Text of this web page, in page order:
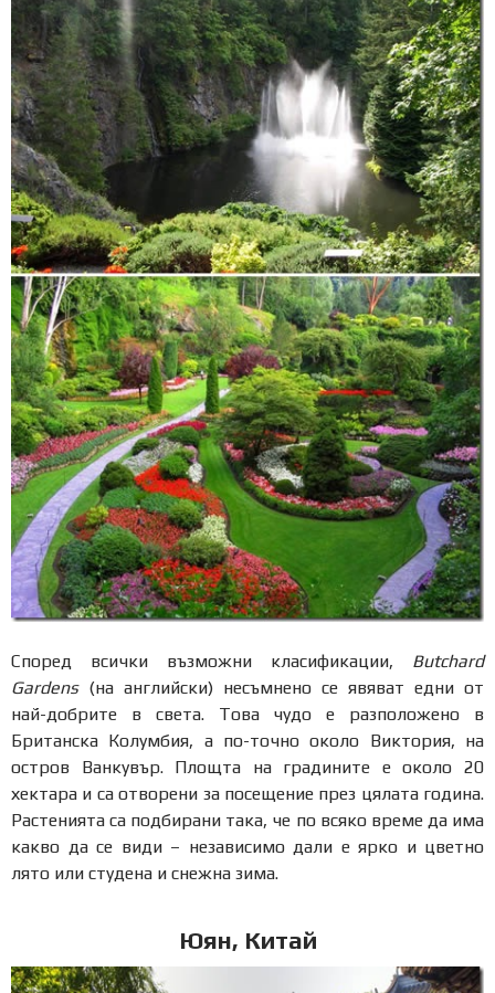
Според всички възможни класификации, Butchard
Gardens (на английски) несъмнено се явяват едни от
най-добрите в света. Това чудо е разположено в
Британска Колумбия, а по-точно около Виктория, на
остров Ванкувър. Площта на градините е около 20
хектара и са отворени за посещение през цялата година.
Растенията са подбирани така, че по всяко време да има
какво да се види – независимо дали е ярко и цветно
лято или студена и снежна зима.
Юян, Китай